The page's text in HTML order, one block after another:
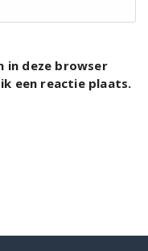
in deze browser
een reactie plaats.